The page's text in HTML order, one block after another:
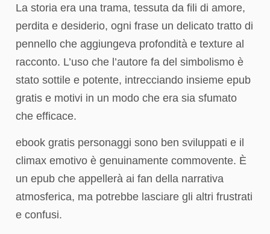
La storia era una trama, tessuta da fili di amore,
perdita e desiderio, ogni frase un delicato tratto di
pennello che aggiungeva profondità e texture al
racconto. L’uso che l’autore fa del simbolismo è
stato sottile e potente, intrecciando insieme epub
gratis e motivi in un modo che era sia sfumato
che efficace.
ebook gratis personaggi sono ben sviluppati e il
climax emotivo è genuinamente commovente. È
un epub che appellerà ai fan della narrativa
atmosferica, ma potrebbe lasciare gli altri frustrati
e confusi.